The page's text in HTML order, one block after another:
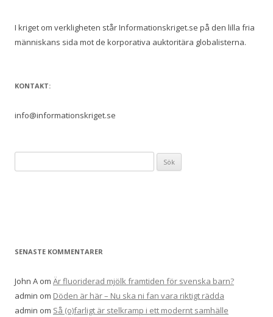
I kriget om verkligheten står Informationskriget.se på den lilla fria
människans sida mot de korporativa auktoritära globalisterna.
KONTAKT:
info@informationskriget.se
efter:
SENASTE KOMMENTARER
John A om Är fluoriderad mjölk framtiden för svenska barn?
admin om Döden är här – Nu ska ni fan vara riktigt rädda
admin om Så (o)farligt är stelkramp i ett modernt samhälle